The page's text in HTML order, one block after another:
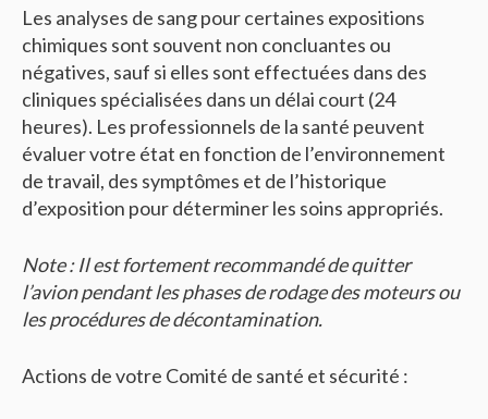
Les analyses de sang pour certaines expositions
chimiques sont souvent non concluantes ou
négatives, sauf si elles sont effectuées dans des
cliniques spécialisées dans un délai court (24
heures). Les professionnels de la santé peuvent
évaluer votre état en fonction de l’environnement
de travail, des symptômes et de l’historique
d’exposition pour déterminer les soins appropriés.
Note : Il est fortement recommandé de quitter
l’avion pendant les phases de rodage des moteurs ou
les procédures de décontamination.
Actions de votre Comité de santé et sécurité :